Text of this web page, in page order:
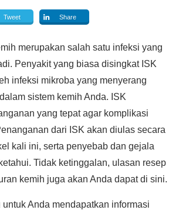
Tweet Share
merupakan salah satu infeksi yang
Penyakit yang biasa disingkat ISK
infeksi mikroba yang menyerang
sistem kemih Anda. ISK
yang tepat agar komplikasi
dari ISK akan diulas secara
kali ini, serta penyebab dan gejala
Tidak ketinggalan, ulasan resep
kemih juga akan Anda dapat di sini.
Anda mendapatkan informasi